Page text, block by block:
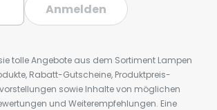
Anmelden
tolle Angebote aus dem Sortiment Lampen
Rabatt-Gutscheine, Produktpreis-
sowie Inhalte von möglichen
und Weiterempfehlungen. Eine